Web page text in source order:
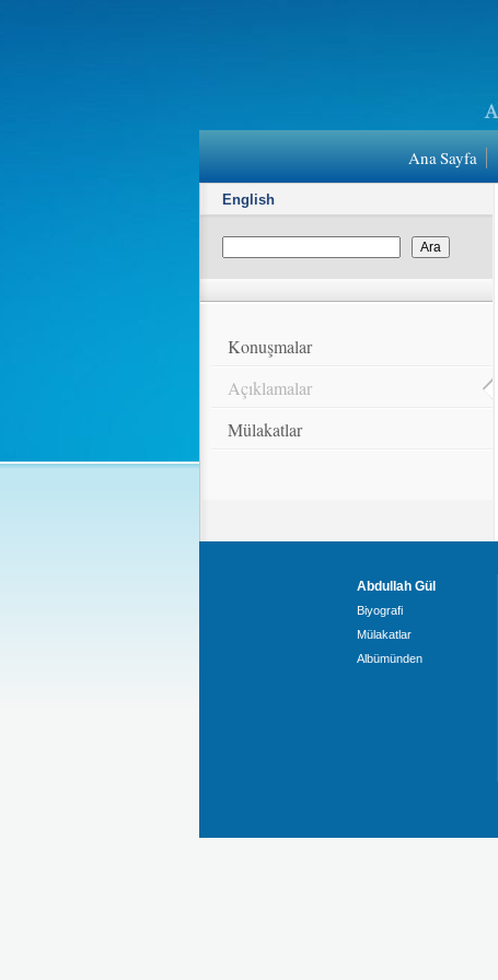
Ana Sayfa
English
Konuşmalar
Açıklamalar
Mülakatlar
Abdullah Gül
Biyografi
Mülakatlar
Albümünden